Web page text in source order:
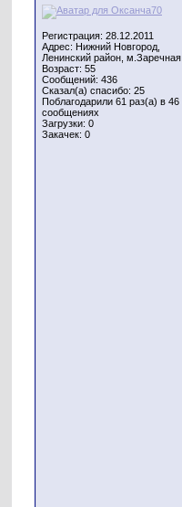
Регистрация: 28.12.2011
Адрес: Нижний Новгород,
Ленинский район, м.Заречная
Возраст: 55
Сообщений: 436
Сказал(а) спасибо: 25
Поблагодарили 61 раз(а) в 46
сообщениях
Загрузки: 0
Закачек: 0